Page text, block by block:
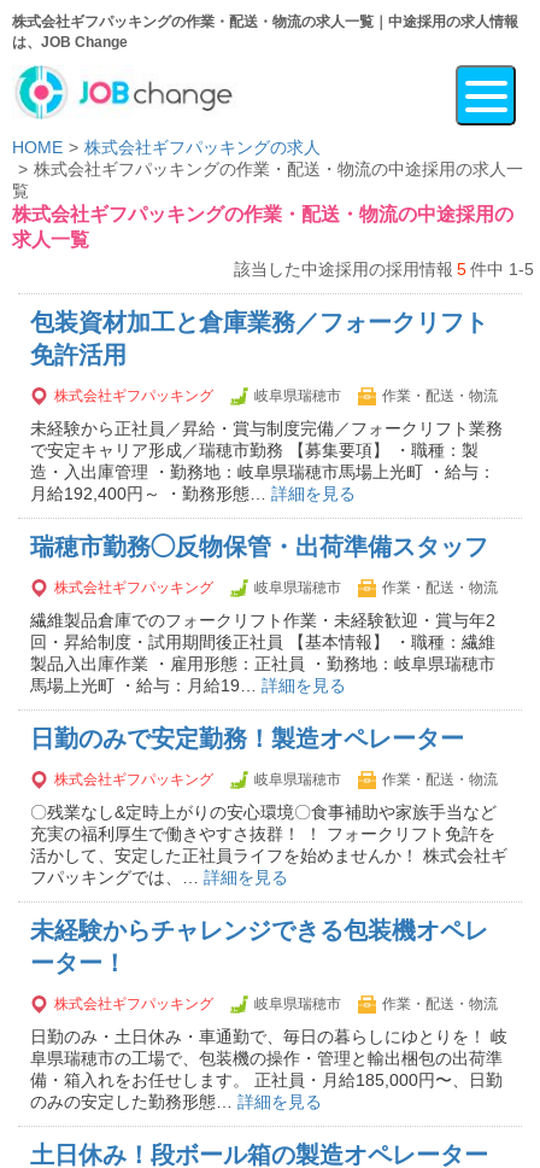
株式会社ギフパッキングの作業・配送・物流の求人一覧｜中途採用の求人情報
は、JOB Change
HOME
株式会社ギフパッキングの求人
株式会社ギフパッキングの作業・配送・物流の中途採用の求人一
覧
株式会社ギフパッキングの作業・配送・物流の中途採用の
求人一覧
該当した中途採用の採用情報 5件中 1-5
包装資材加工と倉庫業務／フォークリフト
免許活用
株式会社ギフパッキング 岐阜県瑞穂市 作業・配送・物流
未経験から正社員／昇給・賞与制度完備／フォークリフト業務
で安定キャリア形成／瑞穂市勤務 【募集要項】 ・職種：製
造・入出庫管理 ・勤務地：岐阜県瑞穂市馬場上光町 ・給与：
月給192,400円～ ・勤務形態… 詳細を見る
瑞穂市勤務◯反物保管・出荷準備スタッフ
株式会社ギフパッキング 岐阜県瑞穂市 作業・配送・物流
繊維製品倉庫でのフォークリフト作業・未経験歓迎・賞与年2
回・昇給制度・試用期間後正社員 【基本情報】 ・職種：繊維
製品入出庫作業 ・雇用形態：正社員 ・勤務地：岐阜県瑞穂市
馬場上光町 ・給与：月給19… 詳細を見る
日勤のみで安定勤務！製造オペレーター
株式会社ギフパッキング 岐阜県瑞穂市 作業・配送・物流
〇残業なし&定時上がりの安心環境〇食事補助や家族手当など
充実の福利厚生で働きやすさ抜群！ ！ フォークリフト免許を
活かして、安定した正社員ライフを始めませんか！ 株式会社ギ
フパッキングでは、… 詳細を見る
未経験からチャレンジできる包装機オペレ
ーター！
株式会社ギフパッキング 岐阜県瑞穂市 作業・配送・物流
日勤のみ・土日休み・車通勤で、毎日の暮らしにゆとりを！ 岐
阜県瑞穂市の工場で、包装機の操作・管理と輸出梱包の出荷準
備・箱入れをお任せします。 正社員・月給185,000円〜、日勤
のみの安定した勤務形態… 詳細を見る
土日休み！段ボール箱の製造オペレーター